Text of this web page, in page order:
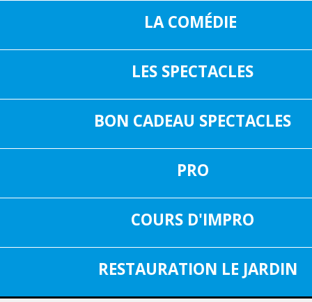
16, RUE
05 37 04 01 02
LA COMÉDIE
LES SPECTACLES
BON CADEAU SPECTACLES
PRO
COURS D'IMPRO
RESTAURATION LE JARDIN
SPECTACLE DU 02 SEPTEMBRE 2025
Aucun spectacle